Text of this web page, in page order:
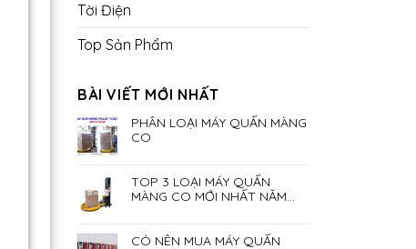
Tời Điện
Top Sản Phẩm
BÀI VIẾT MỚI NHẤT
PHÂN LOẠI MÁY QUẤN MÀNG
CO
TOP 3 LOẠI MÁY QUẤN
MÀNG CO MỚI NHẤT NĂM
CÓ NÊN MUA MÁY QUẤN